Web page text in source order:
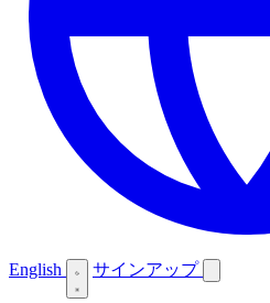
English サインアップ